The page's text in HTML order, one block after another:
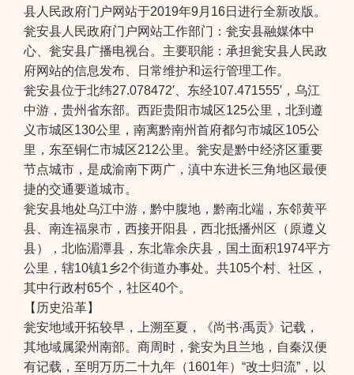
县人民政府门户网站于2019年9月16日进行全新改版。
瓮安县人民政府门户网站工作部门：瓮安县融媒体中
心、瓮安县广播电视台。主要职能：承担瓮安县人民政
府网站的信息发布、日常维护和运行管理工作。
瓮安县位于北纬27.078472′、东经107.471555′，乌江
中游，贵州省东部。西距贵阳市城区125公里，北到遵
义市城区130公里，南离黔南州首府都匀市城区105公
里，东至铜仁市城区212公里。瓮安是黔中经济区重要
节点城市，是成渝南下两广，滇中东进长三角地区最便
捷的交通要道城市。
瓮安县地处乌江中游，黔中腹地，黔南北端，东邻黄平
县、南连福泉市，西接开阳县，西北抵播州区（原遵义
县），北临湄潭县，东北靠余庆县，国土面积1974平方
公里，辖10镇1乡2个街道办事处。共105个村、社区，
其中行政村65个，社区40个。
【历史沿革】
瓮安地域开拓较早，上溯至夏，《尚书·禹贡》记载，
其地域属梁州南部。商周时，瓮安为且兰地，自秦汉便
有记载，至明万历二十九年（1601年）“改士归流”，以